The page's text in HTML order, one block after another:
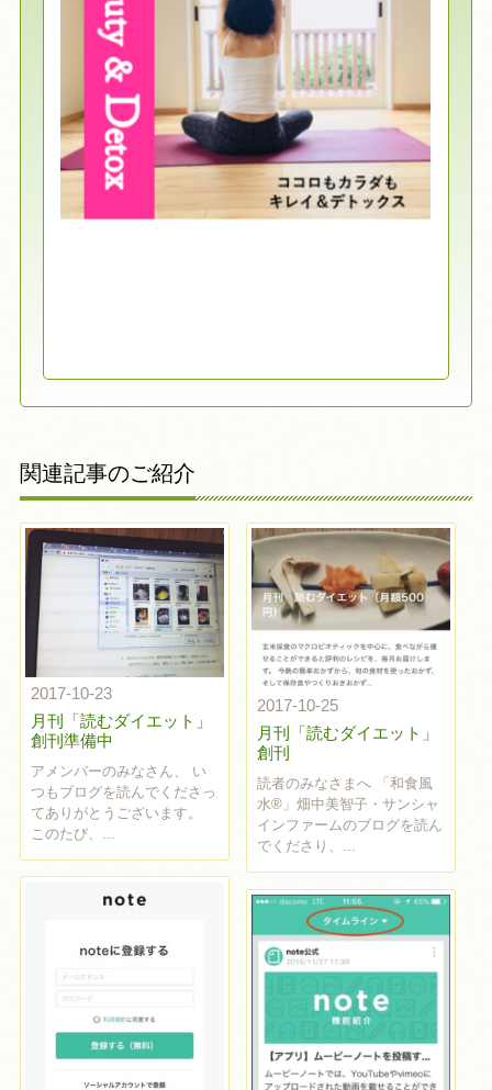
関連記事のご紹介
2017-10-23
月刊「読むダイエット」
創刊準備中
アメンバーのみなさん、 い
つもブログを読んでくださっ
てありがとうございます。
このたび、...
2017-10-25
月刊「読むダイエット」
創刊
読者のみなさまへ 「和食風
水®」畑中美智子・サンシャ
インファームのブログを読ん
でくださり、...